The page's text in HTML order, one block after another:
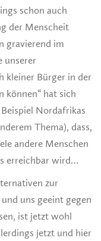
schon auch
der Menscheit
gravierend im
unserer
kleiner Bürger in der
können“ hat sich
Nordafrikas
Thema), dass,
andere Menschen
erreichbar wird…
zur
uns geeint gegen
ist jetzt wohl
jetzt und hier